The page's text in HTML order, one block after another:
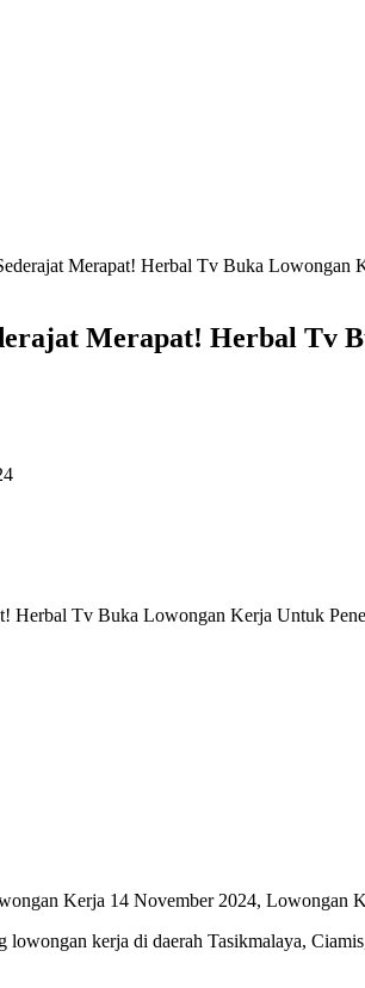
Merapat! Herbal Tv Buka Lowongan
Merapat! Herbal Tv
Herbal Tv Buka Lowongan Kerja Untuk
Kerja 14 November 2024, Lowongan
lowongan kerja di daerah Tasikmalaya,